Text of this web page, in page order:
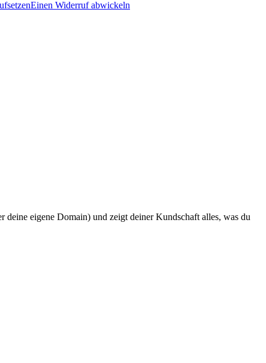
Einen Widerruf abwickeln
deine eigene Domain) und zeigt deiner Kundschaft alles, was du